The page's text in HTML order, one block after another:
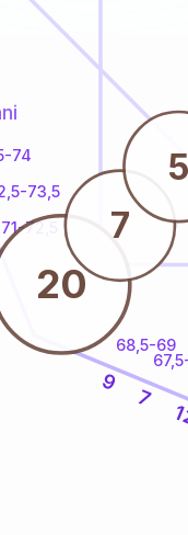
68,5-69
71-72,5
73,5
74
7
9
20
7
5